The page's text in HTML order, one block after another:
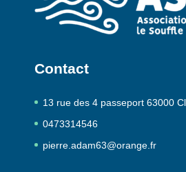
Contact
13 rue des 4 passeport 63000
0473314546
pierre.adam63@orange.fr